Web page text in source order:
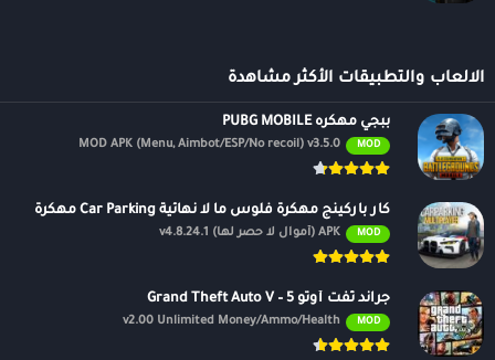
الالعاب والتطبيقات الأكثر مشاهدة
ببجي مهكره PUBG MOBILE
MOD
MOD APK (Menu, Aimbot/ESP/No recoil) v3.5.0
كار باركينج مهكرة فلوس ما لا نهائية Car Parking مهكرة
MOD APK (أموال لا حصر لها) v4.8.24.1
جراند ثفت أوتو 5 – Grand Theft Auto V
MOD
v2.00 Unlimited Money/Ammo/Health